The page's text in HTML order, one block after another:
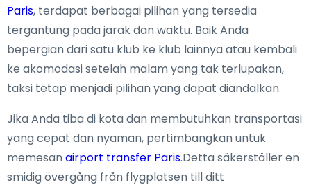
Paris, terdapat berbagai pilihan yang tersedia
tergantung pada jarak dan waktu. Baik Anda
bepergian dari satu klub ke klub lainnya atau kembali
ke akomodasi setelah malam yang tak terlupakan,
taksi tetap menjadi pilihan yang dapat diandalkan.
Jika Anda tiba di kota dan membutuhkan transportasi
yang cepat dan nyaman, pertimbangkan untuk
memesanairport transfer Paris.Detta säkerställer en
smidig övergång från flygplatsen till ditt